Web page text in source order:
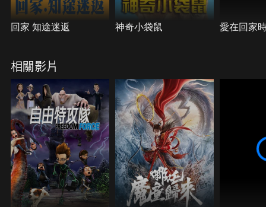
回家 知途迷返 神奇小袋鼠 愛在回家
相關影片